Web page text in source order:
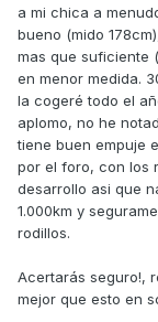
a mi chica a
bueno (mido
mas que suficiente
en menor medida.
la cogeré todo el
aplomo, no he
tiene buen empuje
por el foro, con los
desarrollo asi que
1.000km y
rodillos.
Acertarás seguro!,
mejor que esto en